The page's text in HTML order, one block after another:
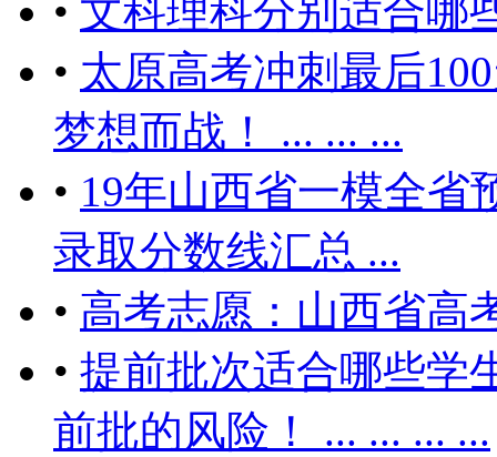
• 文科理科分别适合哪
• 太原高考冲刺最后
梦想而战！ ... ... ...
• 19年山西省一模全省
录取分数线汇总 ...
• 高考志愿：山西省高
• 提前批次适合哪些学
前批的风险！ ... ... ... ...